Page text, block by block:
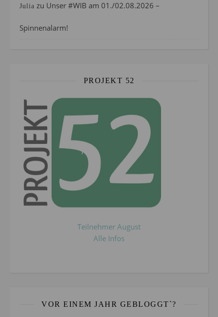
Julia zu Unser #WIB am 01./02.08.2026 –
Spinnenalarm!
PROJEKT 52
Teilnehmer August
Alle Infos
VOR EINEM JAHR GEBLOGGT`?